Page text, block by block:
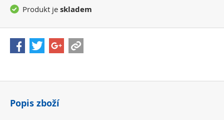
Produkt je skladem
Popis zboží